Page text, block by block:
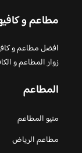
مطاعم و
افضل مطاعم و
زوار المطاعم و
المطاعم
منيو المطاعم
مطاعم الرياض